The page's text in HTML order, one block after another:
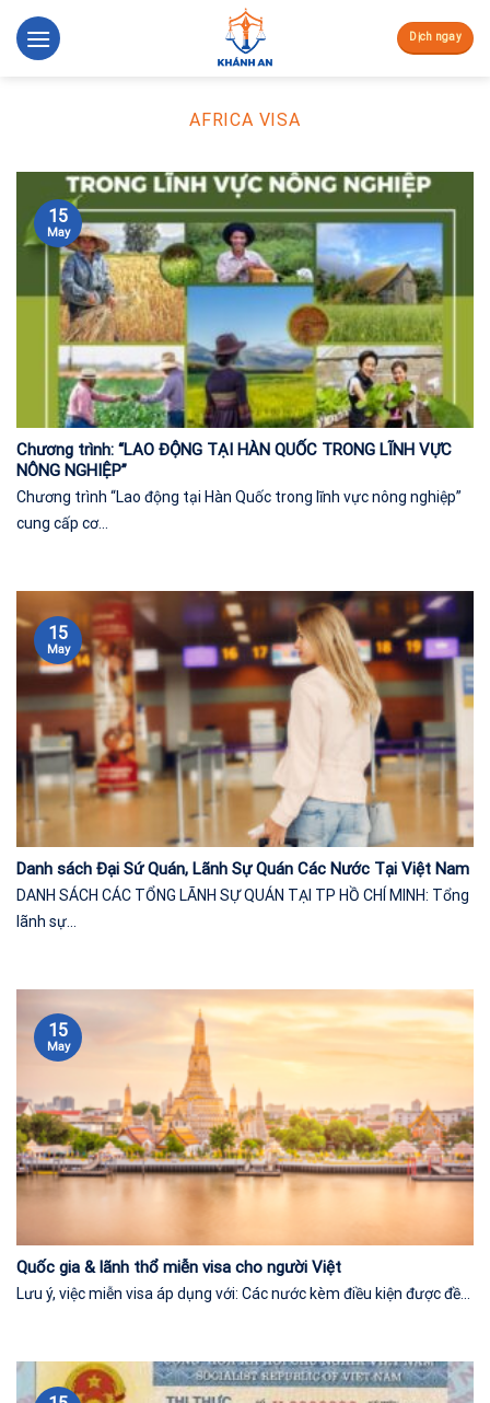
Skip
to
Dịch ngay
AFRICA VISA
Chương trình: “LAO ĐỘNG TẠI HÀN QUỐC TRONG LĨNH VỰC
NÔNG NGHIỆP”
Chương trình “Lao động tại Hàn Quốc trong lĩnh vực nông nghiệp”
cung cấp cơ...
15
May
Danh sách Đại Sứ Quán, Lãnh Sự Quán Các Nước Tại Việt Nam
DANH SÁCH CÁC TỔNG LÃNH SỰ QUÁN TẠI TP HỒ CHÍ MINH: Tổng
lãnh sự...
15
May
Quốc gia & lãnh thổ miễn visa cho người Việt
Lưu ý, việc miễn visa áp dụng với: Các nước kèm điều kiện được đề...
15
May